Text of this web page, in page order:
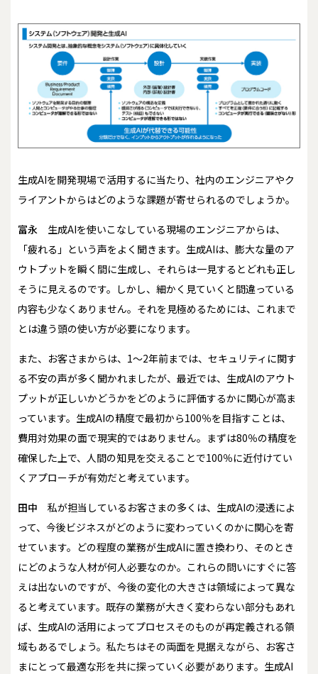
――生成AIを開発現場で活用するに当たり、社内のエンジニアやク
ライアントからはどのような課題が寄せられるのでしょうか。
富永
生成AIを使いこなしている現場のエンジニアからは、
「疲れる」という声をよく聞きます。生成AIは、膨大な量のア
ウトプットを瞬く間に生成し、それらは一見するとどれも正し
そうに見えるのです。しかし、細かく見ていくと間違っている
内容も少なくありません。それを見極めるためには、これまで
とは違う頭の使い方が必要になります。
また、お客さまからは、1～2年前までは、セキュリティに関す
る不安の声が多く聞かれましたが、最近では、生成AIのアウト
プットが正しいかどうかをどのように評価するかに関心が高ま
っています。生成AIの精度で最初から100％を目指すことは、
費用対効果の面で現実的ではありません。まずは80％の精度を
確保した上で、人間の知見を交えることで100％に近付けてい
くアプローチが有効だと考えています。
田中
私が担当しているお客さまの多くは、生成AIの浸透によ
って、今後ビジネスがどのように変わっていくのかに関心を寄
せています。どの程度の業務が生成AIに置き換わり、そのとき
にどのような人材が何人必要なのか。これらの問いにすぐに答
えは出ないのですが、今後の変化の大きさは領域によって異な
ると考えています。既存の業務が大きく変わらない部分もあれ
ば、生成AIの活用によってプロセスそのものが再定義される領
域もあるでしょう。私たちはその両面を見据えながら、お客さ
まにとって最適な形を共に探っていく必要があります。生成AI